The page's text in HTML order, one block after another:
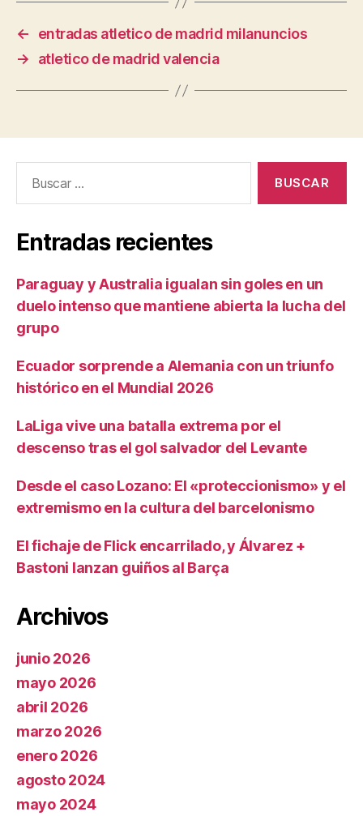
←
entradas atletico de madrid milanuncios
→
atletico de madrid valencia
Entradas recientes
Paraguay y Australia igualan sin goles en un
duelo intenso que mantiene abierta la lucha del
grupo
Ecuador sorprende a Alemania con un triunfo
histórico en el Mundial 2026
LaLiga vive una batalla extrema por el
descenso tras el gol salvador del Levante
Desde el caso Lozano: El «proteccionismo» y el
extremismo en la cultura del barcelonismo
El fichaje de Flick encarrilado, y Álvarez +
Bastoni lanzan guiños al Barça
Archivos
junio 2026
mayo 2026
abril 2026
marzo 2026
enero 2026
agosto 2024
mayo 2024